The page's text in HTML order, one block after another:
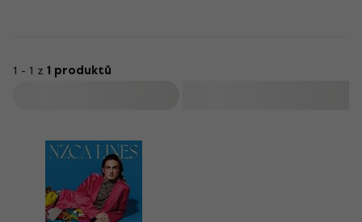
1 - 1 z 1 produktů